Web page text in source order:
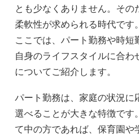
とも少なくありません。その
柔軟性が求められる時代です。
ここでは、パート勤務や時短
自身のライフスタイルに合わ
についてご紹介します。
パート勤務は、家庭の状況に
選べることが大きな特徴です
て中の方であれば、保育園や